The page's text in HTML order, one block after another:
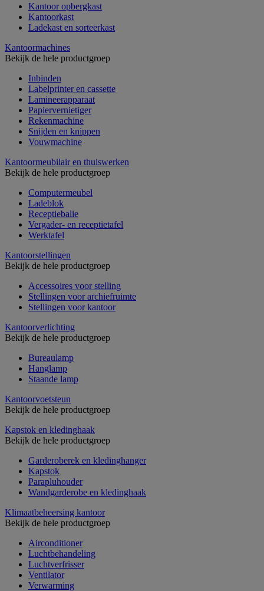
Kantoor opbergkast
Kantoorkast
Ladekast en sorteerkast
Kantoormachines
Bekijk de hele productgroep
Inbinden
Labelprinter en cassette
Lamineerapparaat
Papiervernietiger
Rekenmachine
Snijden en knippen
Vouwmachine
Kantoormeubilair en thuiswerken
Bekijk de hele productgroep
Computermeubel
Ladeblok
Receptiebalie
Vergader- en receptietafel
Werktafel
Kantoorstellingen
Bekijk de hele productgroep
Accessoires voor stelling
Stellingen voor archiefruimte
Stellingen voor kantoor
Kantoorverlichting
Bekijk de hele productgroep
Bureaulamp
Hanglamp
Staande lamp
Kantoorvoetsteun
Bekijk de hele productgroep
Kapstok en kledinghaak
Bekijk de hele productgroep
Garderoberek en kledinghanger
Kapstok
Parapluhouder
Wandgarderobe en kledinghaak
Klimaatbeheersing kantoor
Bekijk de hele productgroep
Airconditioner
Luchtbehandeling
Luchtverfrisser
Ventilator
Verwarming